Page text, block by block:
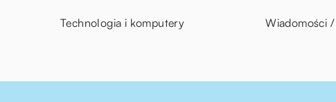
Technologia i komputery Wiadomości